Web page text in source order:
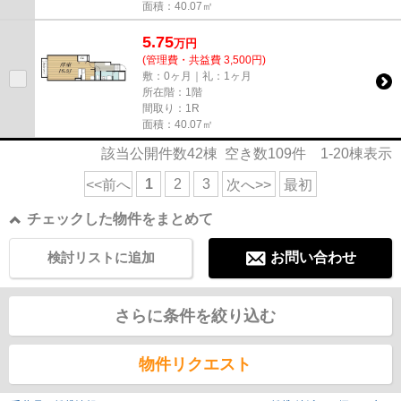
面積：40.07㎡
5.75万円
(管理費・共益費 3,500円)
敷：0ヶ月｜礼：1ヶ月
所在階：1階
間取り：1R
面積：40.07㎡
該当公開件数42棟 空き数109件 1-20棟表示
<<前へ 1 2 3 次へ>> 最初
チェックした物件をまとめて
お問い合わせ
検討リストに追加
さらに条件を絞り込む
物件リクエスト